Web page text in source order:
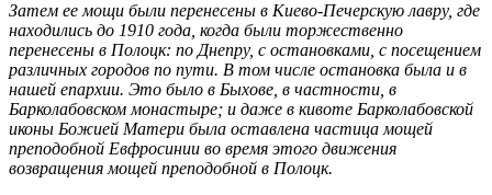
Затем ее мощи были перенесены в Киево-Печерскую лавру, где
находились до 1910 года, когда были торжественно
перенесены в Полоцк: по Днепру, с остановками, с посещением
различных городов по пути. В том числе остановка была и в
нашей епархии. Это было в Быхове, в частности, в
Барколабовском монастыре; и даже в кивоте Барколабовской
иконы Божией Матери была оставлена частица мощей
преподобной Евфросинии во время этого движения
возвращения мощей преподобной в Полоцк.